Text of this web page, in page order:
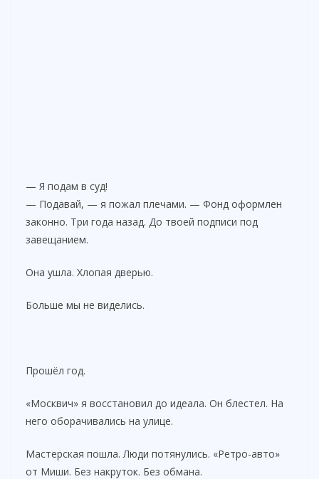
— Я подам в суд!
— Подавай, — я пожал плечами. — Фонд оформлен
законно. Три года назад. До твоей подписи под
завещанием.
Она ушла. Хлопая дверью.
Больше мы не виделись.
Прошёл год.
«Москвич» я восстановил до идеала. Он блестел. На
него оборачивались на улице.
Мастерская пошла. Люди потянулись. «Ретро-авто»
от Миши. Без накруток. Без обмана.